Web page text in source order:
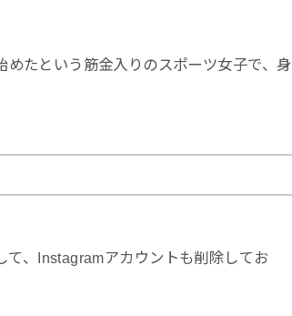
たという筋金入りのスポーツ女子で、身
、Instagramアカウントも削除してお